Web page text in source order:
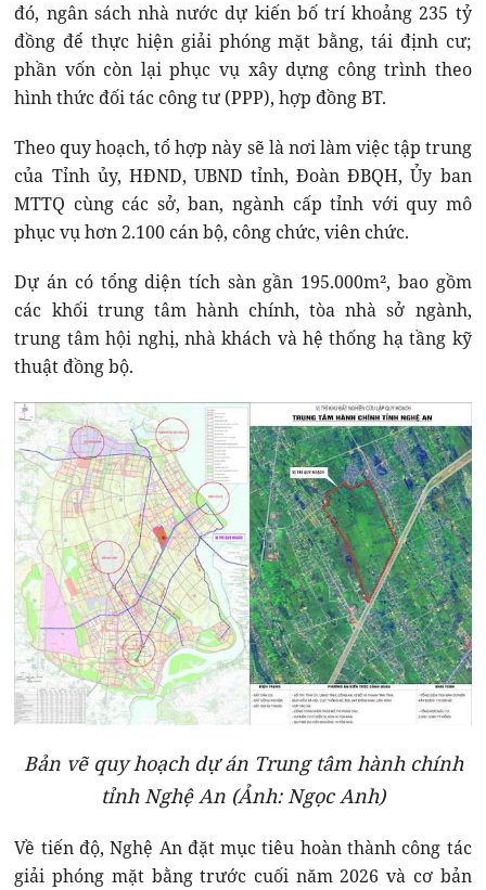
đó, ngân sách nhà nước dự kiến bố trí khoảng 235 tỷ
đồng để thực hiện giải phóng mặt bằng, tái định cư;
phần vốn còn lại phục vụ xây dựng công trình theo
hình thức đối tác công tư (PPP), hợp đồng BT.
Theo quy hoạch, tổ hợp này sẽ là nơi làm việc tập trung
của Tỉnh ủy, HĐND, UBND tỉnh, Đoàn ĐBQH, Ủy ban
MTTQ cùng các sở, ban, ngành cấp tỉnh với quy mô
phục vụ hơn 2.100 cán bộ, công chức, viên chức.
Dự án có tổng diện tích sàn gần 195.000m², bao gồm
các khối trung tâm hành chính, tòa nhà sở ngành,
trung tâm hội nghị, nhà khách và hệ thống hạ tầng kỹ
thuật đồng bộ.
Bản vẽ quy hoạch dự án Trung tâm hành chính
tỉnh Nghệ An (Ảnh: Ngọc Anh)
Về tiến độ, Nghệ An đặt mục tiêu hoàn thành công tác
giải phóng mặt bằng trước cuối năm 2026 và cơ bản